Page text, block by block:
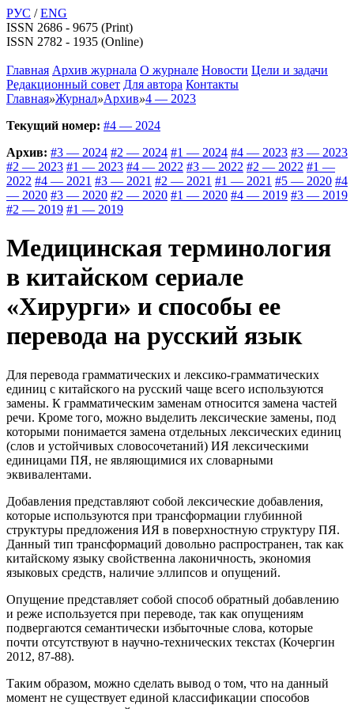
РУС /ENG
ISSN 2686 - 9675 (Print)
ISSN 2782 - 1935 (Online)
Главная Архив журнала О журнале Новости Цели и задачи
Редакционный совет Для автора Контакты
Главная»Журнал»Архив»4 — 2023
Текущий номер: #4 — 2024
Архив: #3 — 2024 #2 — 2024 #1 — 2024 #4 — 2023 #3 — 2023
#2 — 2023 #1 — 2023 #4 — 2022 #3 — 2022 #2 — 2022 #1 —
2022 #4 — 2021 #3 — 2021 #2 — 2021 #1 — 2021 #5 — 2020 #4
— 2020 #3 — 2020 #2 — 2020 #1 — 2020 #4 — 2019 #3 — 2019
#2 — 2019 #1 — 2019
Медицинская терминология
в китайском сериале
«Хирурги» и способы ее
перевода на русский язык
Для перевода грамматических и лексико-грамматических
единиц с китайского на русский чаще всего используются
замены. К грамматическим заменам относится замена частей
речи. Кроме того, можно выделить лексические замены, под
которыми понимается замена отдельных лексических единиц
(слов и устойчивых словосочетаний) ИЯ лексическими
единицами ПЯ, не являющимися их словарными
эквивалентами.
Добавления представляют собой лексические добавления,
которые используются при трансформации глубинной
структуры предложения ИЯ в поверхностную структуру ПЯ.
Данный тип трансформаций довольно распространен, так как
китайскому языку свойственна лаконичность, экономия
языковых средств, наличие эллипсов и опущений.
Опущение представляет собой способ обратный добавлению
и реже используется при переводе, так как опущениям
подвергаются семантически избыточные слова, которые
почти отсутствуют в научно-технических текстах (Кочергин
2012, 87-88).
Таким образом, можно сделать вывод о том, что на данный
момент не существует единой классификации способов